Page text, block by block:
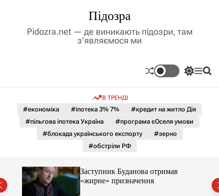
Підозра
Pidozra.net — де виникають підозри, там
з'являємося ми
П
м
к
а
ь
М П
В ТРЕНДІ
#економіка #іпотека 3% 7%
#кредит на житло Дія
#пільгова іпотека Україна
#програма єОселя умови
#блокада українського експорту
#зерно
#обстріли РФ
Заступник Буданова отримав
«жирне» призначення